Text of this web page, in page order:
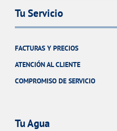
Tu Servicio
FACTURAS Y PRECIOS
ATENCIÓN AL CLIENTE
COMPROMISO DE SERVICIO
Tu Agua